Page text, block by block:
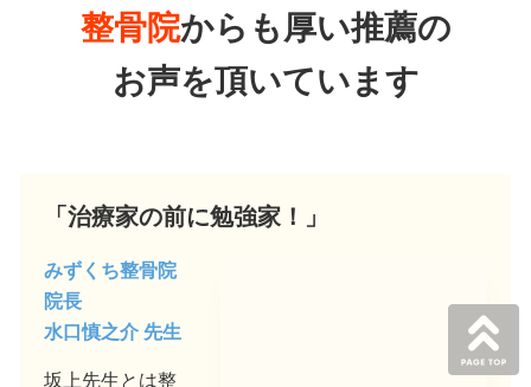
整骨院からも厚い推薦の
お声を頂いています
「治療家の前に勉強家！」
みずくち整骨院
院長
水口慎之介 先生
坂上先生とは整